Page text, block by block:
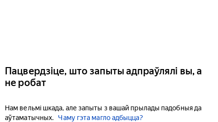
Пацвердзіце, што запыты адпраўлялі вы, а
не робат
Нам вельмі шкада, але запыты з вашай прылады падобныя да
аўтаматычных.
Чаму гэта магло адбыцца?